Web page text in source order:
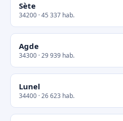
Sète
34200 · 45 337 hab.
Agde
34300 · 29 939 hab.
Lunel
34400 · 26 623 hab.